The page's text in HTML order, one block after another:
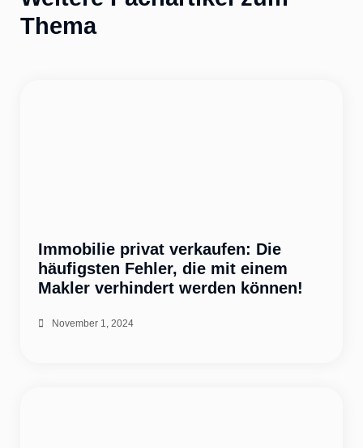
Thema
Immobilie privat verkaufen: Die
häufigsten Fehler, die mit einem
Makler verhindert werden können!
November 1, 2024